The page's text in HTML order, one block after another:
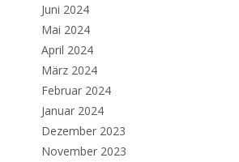
Juni 2024
Mai 2024
April 2024
März 2024
Februar 2024
Januar 2024
Dezember 2023
November 2023